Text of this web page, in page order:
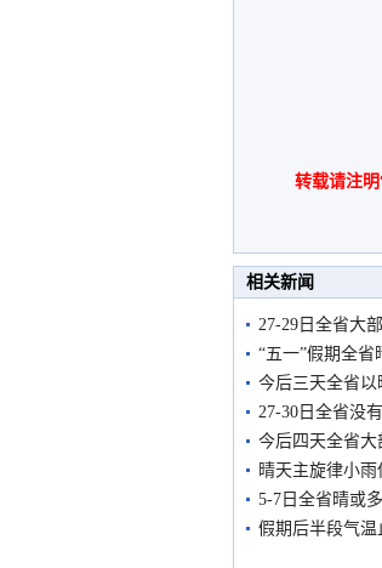
转载请注明
相关新闻
27-29日全省大
“五一”假期全
今后三天全省以
27-30日全省没
今后四天全省
晴天主旋律小
5-7日全省晴或
假期后半段气